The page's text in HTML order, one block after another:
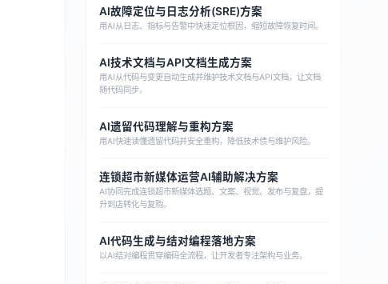
AI故障定位与日志分析(SRE)方案
用AI从日志、指标与告警中快速定位根因，缩短故障恢复时间。
AI技术文档与API文档生成方案
用AI从代码与变更自动生成并维护技术文档与API文档，让文档
随代码同步。
AI遗留代码理解与重构方案
用AI快速读懂遗留代码并安全重构，降低技术债与维护风险。
连锁超市新媒体运营AI辅助解决方案
AI协同完成连锁超市新媒体选题、文案、视觉、发布与复盘，提
升到店转化与复购。
AI代码生成与结对编程落地方案
以AI结对编程贯穿编码全流程，让开发者专注架构与业务。